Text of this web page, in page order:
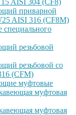
AISI 304 (CF8)
приварной
AISI 316 (CF8M)
резьбовой
резьбовой со
(CFM)
муфтовые
муфтовая
муфтовая